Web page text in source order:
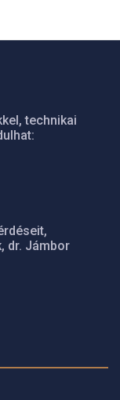
technikai
dr. Jámbor